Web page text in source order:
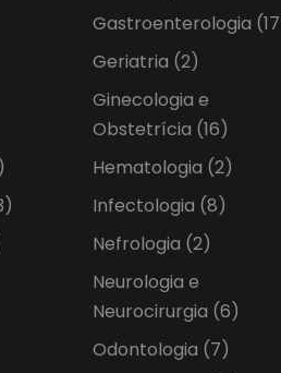
Gastroenterologia
Geriatria (2)
Ginecologia e
Obstetrícia (16)
Hematologia (2)
Infectologia (8)
Nefrologia (2)
Neurologia e
Neurocirurgia (6)
Odontologia (7)